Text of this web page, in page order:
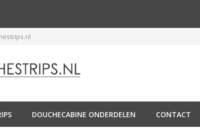
DOUCHECABINE ONDERDELEN CONTACT